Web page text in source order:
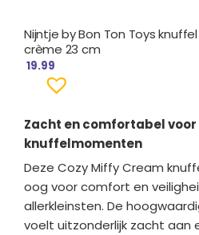
Nijntje by Bon Ton Toys
crème 23 cm
19.99
Zacht en comfortabel
knuffelmomenten
Deze Cozy Miffy Cream
oog voor comfort en
allerkleinsten. De
voelt uitzonderlijk zacht aan